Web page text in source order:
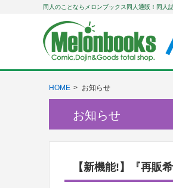
同人のことならメロンブックス同人通販！同人
HOME お知らせ
お知らせ
【新機能!】『再販